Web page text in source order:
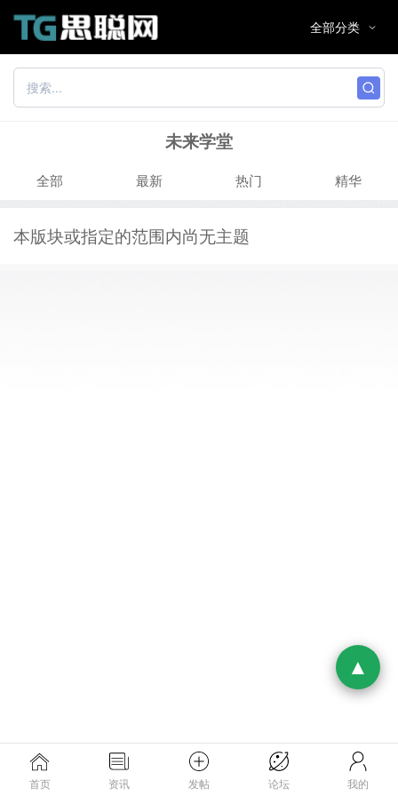
未来学堂
全部 最新 热门 精华
本版块或指定的范围内尚无主题
首页 资讯 发帖 论坛 我的